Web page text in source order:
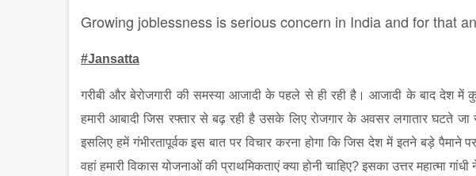
Growing joblessness is serious concern in India and for that
#Jansatta
गरीबी और बेरोजगारी की समस्या आजादी के पहले से ही रही है। आजादी के बाद देश
हमारी आबादी जिस रफ्तार से बढ़ रही है उसके लिए रोजगार के अवसर लगातार घटते जा
इसलिए हमें गंभीरतापूर्वक इस बात पर विचार करना होगा कि जिस देश में इतने बड़े पैमाने
वहां हमारी विकास योजनाओं की प्राथमिकताएं क्या होनी चाहिए? इसका उत्तर महात्मा गांधी